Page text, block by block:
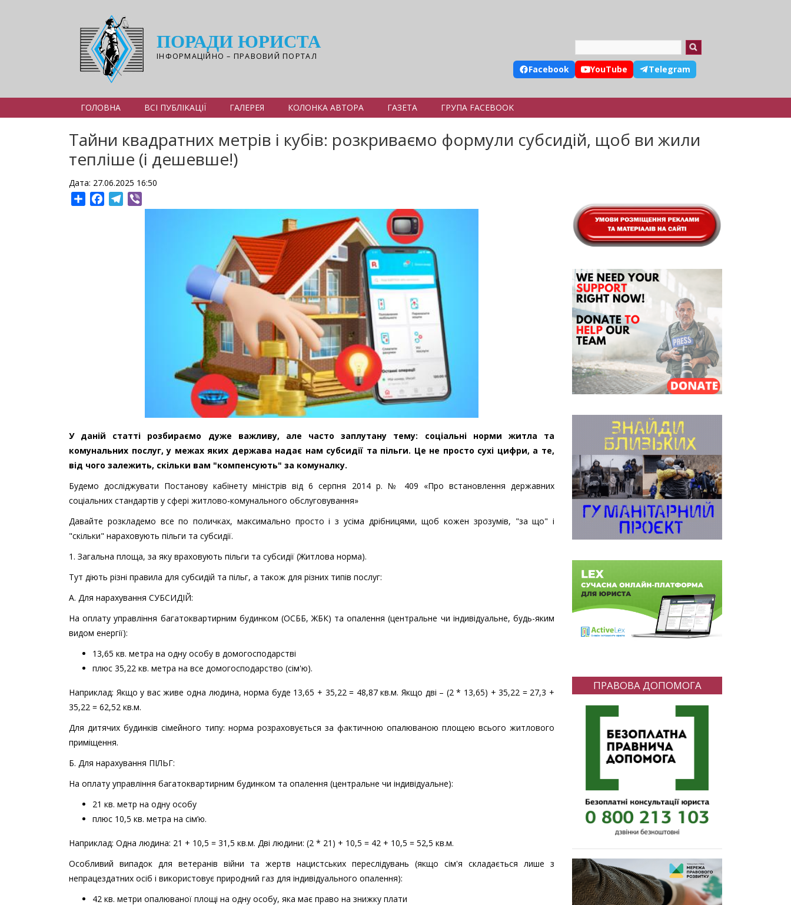
ПОРАДИ ЮРИСТА
ІНФОРМАЦІЙНО – ПРАВОВИЙ ПОРТАЛ
Facebook YouTube Telegram
ГОЛОВНА ВСІ ПУБЛІКАЦІЇ ГАЛЕРЕЯ КОЛОНКА АВТОРА ГАЗЕТА ГРУПА FACEBOOK
Тайни квадратних метрів і кубів: розкриваємо формули субсидій, щоб ви жили
тепліше (і дешевше!)
Дата: 27.06.2025 16:50
ShareFacebookTelegram
У даній статті розбираємо дуже важливу, але часто заплутану тему: соціальні норми житла та
комунальних послуг, у межах яких держава надає нам субсидії та пільги. Це не просто сухі цифри, а те,
від чого залежить, скільки вам "компенсують" за комуналку.
Будемо досліджувати Постанову кабінету міністрів від 6 серпня 2014 р. № 409 «Про встановлення державних
соціальних стандартів у сфері житлово-комунального обслуговування»
Давайте розкладемо все по поличках, максимально просто і з усіма дрібницями, щоб кожен зрозумів, "за що" і
"скільки" нараховують пільги та субсидії.
1. Загальна площа, за яку враховують пільги та субсидії (Житлова норма).
Тут діють різні правила для субсидій та пільг, а також для різних типів послуг:
А. Для нарахування СУБСИДІЙ:
На оплату управління багатоквартирним будинком (ОСББ, ЖБК) та опалення (центральне чи індивідуальне, будь-яким
видом енергії):
13,65 кв. метра на одну особу в домогосподарстві
плюс 35,22 кв. метра на все домогосподарство (сім'ю).
Наприклад: Якщо у вас живе одна людина, норма буде 13,65 + 35,22 = 48,87 кв.м. Якщо дві – (2 * 13,65) + 35,22 = 27,3 +
35,22 = 62,52 кв.м.
Для дитячих будинків сімейного типу: норма розраховується за фактичною опалюваною площею всього житлового
приміщення.
Б. Для нарахування ПІЛЬГ:
На оплату управління багатоквартирним будинком та опалення (центральне чи індивідуальне):
21 кв. метр на одну особу
плюс 10,5 кв. метра на сім’ю.
Наприклад: Одна людина: 21 + 10,5 = 31,5 кв.м. Дві людини: (2 * 21) + 10,5 = 42 + 10,5 = 52,5 кв.м.
Особливий випадок для ветеранів війни та жертв нацистських переслідувань (якщо сім'я складається лише з
непрацездатних осіб і використовує природний газ для індивідуального опалення):
42 кв. метри опалюваної площі на одну особу, яка має право на знижку плати
ПРАВОВА ДОПОМОГА